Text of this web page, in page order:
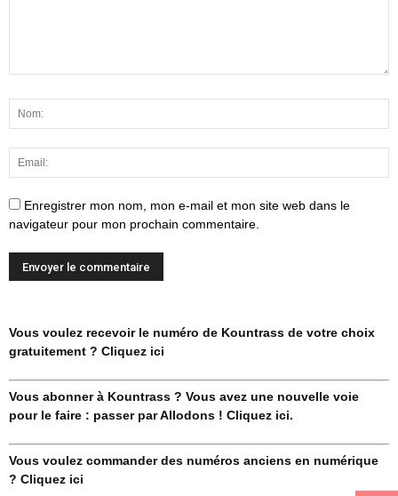
Enregistrer mon nom, mon e-mail et mon site web dans le
navigateur pour mon prochain commentaire.
Vous voulez recevoir le numéro de Kountrass de votre choix
gratuitement ? Cliquez ici
Vous abonner à Kountrass ? Vous avez une nouvelle voie
pour le faire : passer par Allodons ! Cliquez ici.
Vous voulez commander des numéros anciens en numérique
? Cliquez ici